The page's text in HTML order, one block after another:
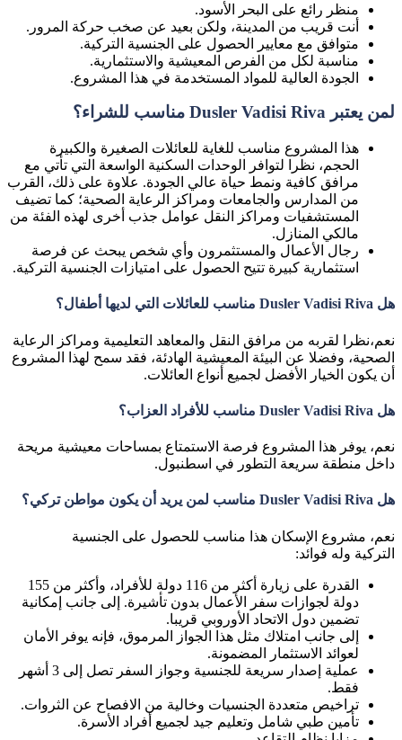
منظر رائع على البحر الأسود.
أنت قريب من المدينة، ولكن بعيد عن صخب حركة المرور.
متوافق مع معايير الحصول على الجنسية التركية.
مناسبة لكل من الفرص المعيشية والاستثمارية.
الجودة العالية للمواد المستخدمة في هذا المشروع.
لمن يعتبر Dusler Vadisi Riva مناسب للشراء؟
هذا المشروع مناسب للغاية للعائلات الصغيرة والكبيرة
الحجم، نظرا لتوافر الوحدات السكنية الواسعة التي تأتي مع
مرافق كافية ونمط حياة عالي الجودة. علاوة على ذلك، القرب
من المدارس والجامعات ومراكز الرعاية الصحية؛ كما تضيف
المستشفيات ومراكز النقل عوامل جذب أخرى لهذه الفئة من
مالكي المنازل.
رجال الأعمال والمستثمرون وأي شخص يبحث عن فرصة
استثمارية كبيرة تتيح الحصول على امتيازات الجنسية التركية.
هل Dusler Vadisi Riva مناسب للعائلات التي لديها أطفال؟
نعم،نظرا لقربه من مرافق النقل والمعاهد التعليمية ومراكز الرعاية
الصحية، وفضلا عن البيئة المعيشية الهادئة، فقد سمح لهذا المشروع
أن يكون الخيار الأفضل لجميع أنواع العائلات.
هل Dusler Vadisi Riva مناسب للأفراد العزاب؟
نعم، يوفر هذا المشروع فرصة الاستمتاع بمساحات معيشية مريحة
داخل منطقة سريعة التطور في اسطنبول.
هل Dusler Vadisi Riva مناسب لمن يريد أن يكون مواطن تركي؟
نعم، مشروع الإسكان هذا مناسب للحصول على الجنسية
التركية وله فوائد:
القدرة على زيارة أكثر من 116 دولة للأفراد، وأكثر من 155
دولة لجوازات سفر الأعمال بدون تأشيرة. إلى جانب إمكانية
تضمين دول الاتحاد الأوروبي قريبا.
إلى جانب امتلاك مثل هذا الجواز المرموق، فإنه يوفر الأمان
لعوائد الاستثمار المضمونة.
عملية إصدار سريعة للجنسية وجواز السفر تصل إلى 3 أشهر
فقط.
تراخيص متعددة الجنسيات وخالية من الافصاح عن الثروات.
تأمين طبي شامل وتعليم جيد لجميع أفراد الأسرة.